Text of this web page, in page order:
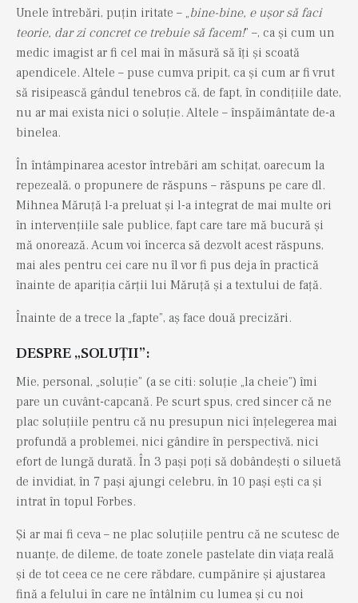
Unele întrebări, puțin iritate – „bine-bine, e ușor să faci
teorie, dar zi concret ce trebuie să facem!” –, ca și cum un
medic imagist ar fi cel mai în măsură să îți și scoată
apendicele. Altele – puse cumva pripit, ca și cum ar fi vrut
să risipească gândul tenebros că, de fapt, în condițiile date,
nu ar mai exista nici o soluție. Altele – înspăimântate de-a
binelea.
În întâmpinarea acestor întrebări am schițat, oarecum la
repezeală, o propunere de răspuns – răspuns pe care dl.
Mihnea Măruță l-a preluat și l-a integrat de mai multe ori
în intervențiile sale publice, fapt care tare mă bucură și
mă onorează. Acum voi încerca să dezvolt acest răspuns,
mai ales pentru cei care nu îl vor fi pus deja în practică
înainte de apariția cărții lui Măruță și a textului de față.
Înainte de a trece la „fapte”, aș face două precizări.
DESPRE „SOLUȚII”:
Mie, personal, „soluție” (a se citi: soluție „la cheie”) îmi
pare un cuvânt-capcană. Pe scurt spus, cred sincer că ne
plac soluțiile pentru că nu presupun nici înțelegerea mai
profundă a problemei, nici gândire în perspectivă, nici
efort de lungă durată. În 3 pași poți să dobândești o siluetă
de invidiat, în 7 pași ajungi celebru, în 10 pași ești ca și
intrat în topul Forbes.
Și ar mai fi ceva – ne plac soluțiile pentru că ne scutesc de
nuanțe, de dileme, de toate zonele pastelate din viața reală
și de tot ceea ce ne cere răbdare, cumpănire și ajustarea
fină a felului în care ne întâlnim cu lumea și cu noi